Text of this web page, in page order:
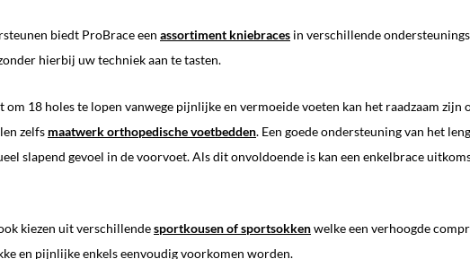
biedt ProBrace een assortiment kniebraces in verschillende
hierbij uw techniek aan te tasten.
18 holes te lopen vanwege pijnlijke en vermoeide voeten kan het raadzaam
zelfs maatwerk orthopedische voetbedden. Een goede ondersteuning van het
slapend gevoel in de voorvoet. Als dit onvoldoende is kan een enkelbrace
kiezen uit verschillendesportkousen of sportsokkenwelke een verhoogde
en pijnlijke enkels eenvoudig voorkomen worden.